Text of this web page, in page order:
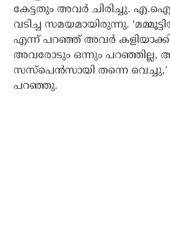
കേട്ടതും അവര്‍ ചിരിച്ചു.
വടിച്ച സമയമായിരുന്നു.
എന്ന് പറഞ്ഞ് അവര്‍ കളിയാക്കി
അവരോടും ഒന്നും പറഞ്ഞില്ല,
സസ്‌പെന്‍സായി തന്നെ വെച്ചു,’
പറഞ്ഞു.